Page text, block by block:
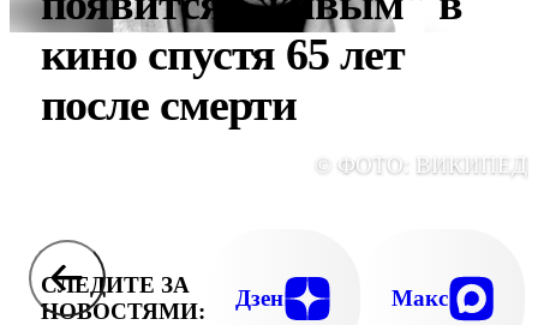
кино спустя 65 лет
после смерти
© ФОТО:
СЛЕДИТЕ ЗА
НОВОСТЯМИ:
Дзен Макс